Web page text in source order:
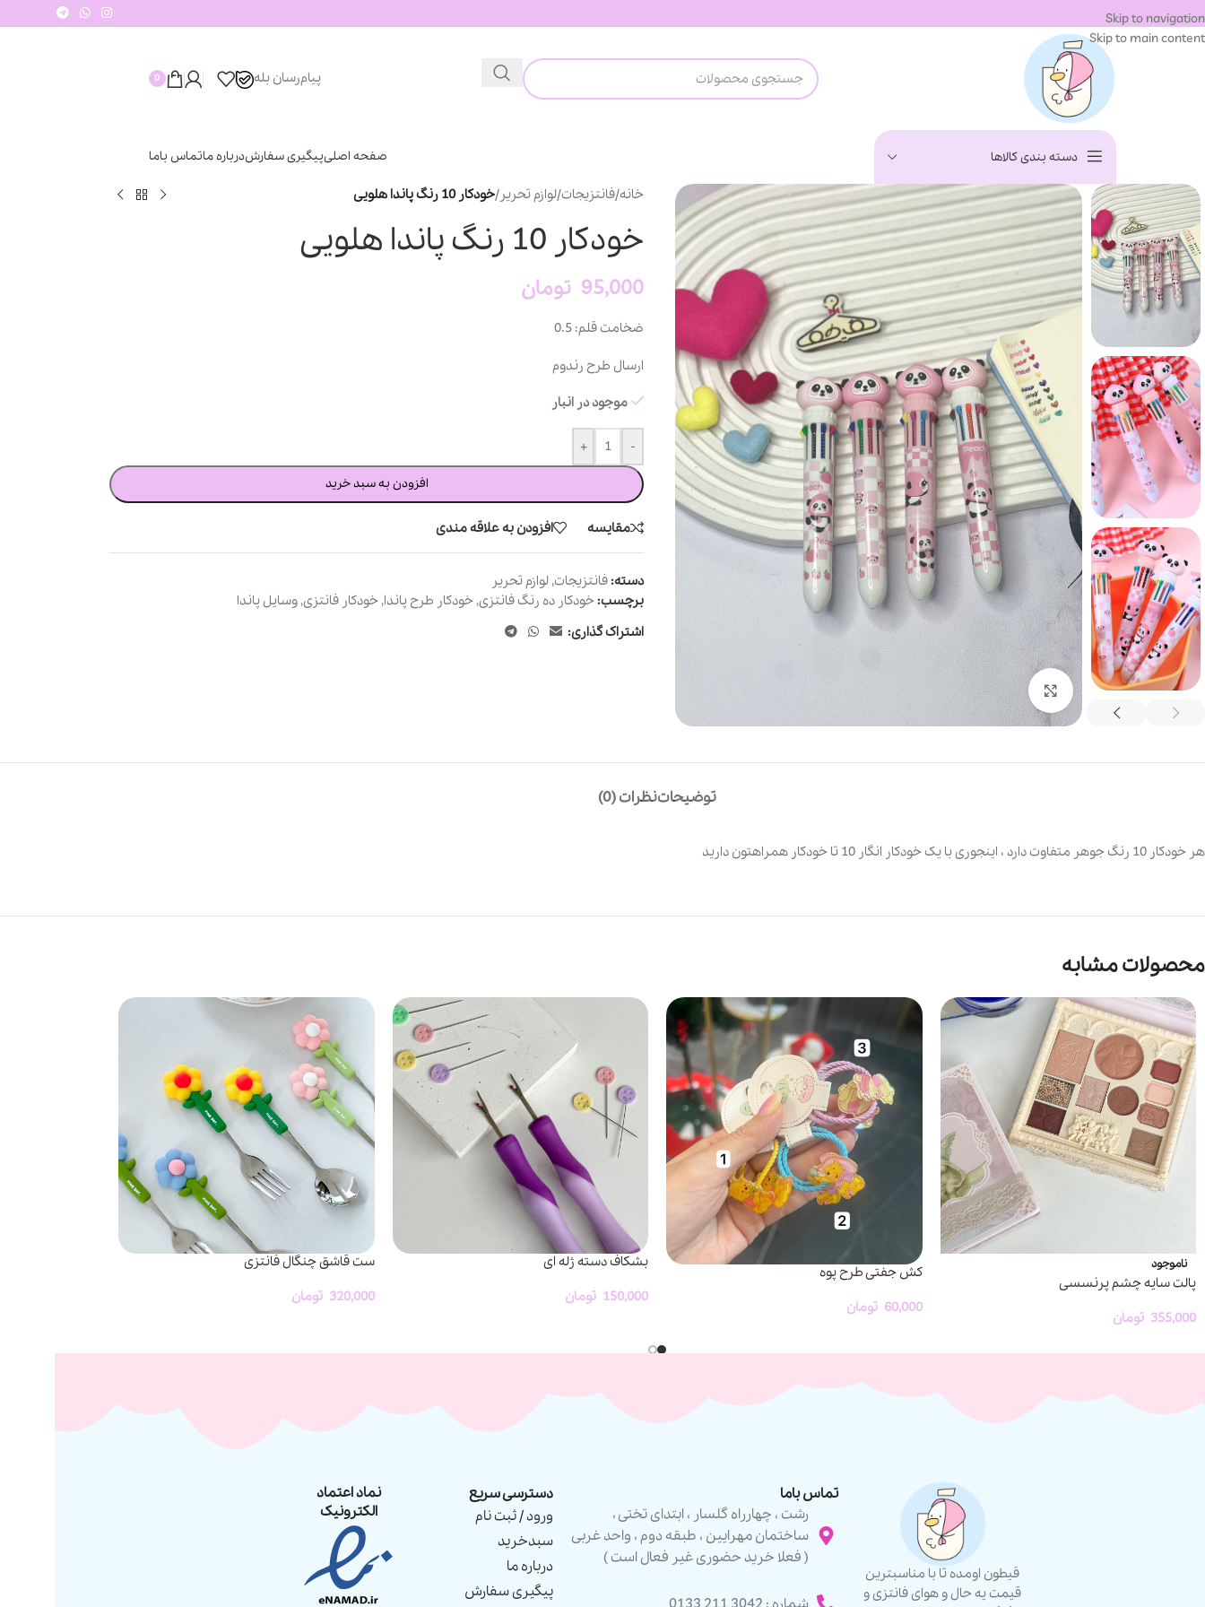
Skip to navigation
Skip to main content
پیام‌رسان‌ بله 0
دسته بندی کالاها صفحه اصلیپیگیری سفارشدرباره ماتماس باما
بزرگنمایی تصویر
خانه/فانتزیجات/لوازم تحریر /خودکار 10 رنگ پاندا هلویی
خودکار 10 رنگ پاندا هلویی
95,000 تومان
ضخامت قلم: 0.5
ارسال طرح رندوم
موجود در انبار
-
+
افزودن به سبد خرید
مقایسه افزودن به علاقه مندی
دسته: فانتزیجات, لوازم تحریر
برچسب: خودکار ده رنگ فانتزی, خودکار طرح پاندا, خودکار فانتزی, وسایل پاندا
اشتراک گذاری:
توضیحاتنظرات (0)
هر خودکار 10 رنگ جوهر متفاوت دارد ، اینجوری با یک خودکار انگار 10 تا خودکار همراهتون دارید
محصولات مشابه
ناموجود
پالت سایه چشم پرنسسی
355,000 تومان
کش جفتی طرح پوه
60,000 تومان
بشکاف دسته ژله ای
150,000 تومان
ست قاشق چنگال فانتزی
320,000 تومان
قیطون اومده تا با مناسبترین
قیمت یه حال و هوای فانتزی و
تماس باما
رشت ، چهارراه گلسار ، ابتدای تختی ،
ساختمان مهرایین ، طبقه دوم ، واحد غربی
( فعلا خرید حضوری غیر فعال است )
دسترسی سریع
ورود / ثبت نام
سبدخرید
درباره ما
پیگیری سفارش
نماد اعتماد
الکترونیک